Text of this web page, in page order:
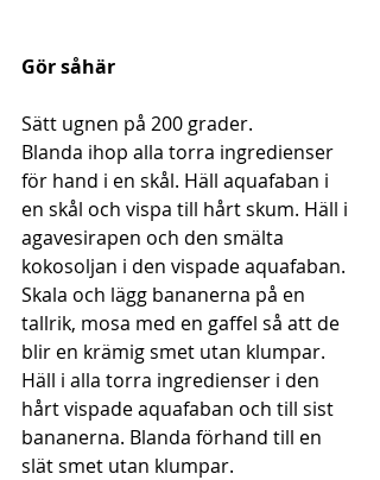
Gör såhär
Sätt ugnen på 200 grader.
Blanda ihop alla torra ingredienser
för hand i en skål. Häll aquafaban i
en skål och vispa till hårt skum. Häll i
agavesirapen och den smälta
kokosoljan i den vispade aquafaban.
Skala och lägg bananerna på en
tallrik, mosa med en gaffel så att de
blir en krämig smet utan klumpar.
Häll i alla torra ingredienser i den
hårt vispade aquafaban och till sist
bananerna. Blanda förhand till en
slät smet utan klumpar.